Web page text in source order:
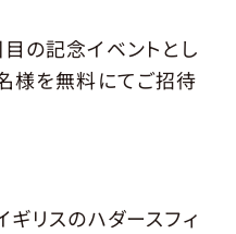
の記念イベントとし
様を無料にてご招待
ギリスのハダースフィ